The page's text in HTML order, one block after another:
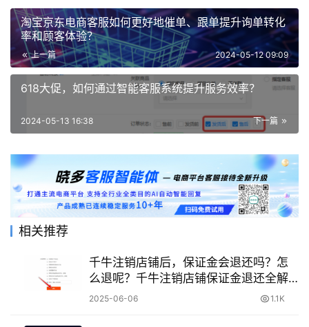
淘宝京东电商客服如何更好地催单、跟单提升询单转化
率和顾客体验？
上一篇 2024-05-12 09:09
618大促，如何通过智能客服系统提升服务效率？
下一篇
2024-05-13 16:38
相关推荐
千牛注销店铺后，保证金会退还吗？怎
么退呢？千牛注销店铺保证金退还全解
析：政策条件与到账周期详解！
2025-06-06 1.1K